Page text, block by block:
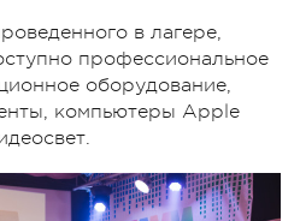
в лагере,
профессиональное
оборудование,
компьютеры Apple